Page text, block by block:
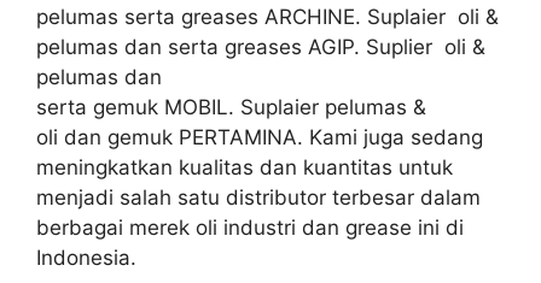
pelumas serta greases ARCHINE. Suplaier oli &
pelumas dan serta greases AGIP. Suplier oli &
pelumas dan
serta gemuk MOBIL. Suplaier pelumas &
oli dan gemuk PERTAMINA. Kami juga sedang
meningkatkan kualitas dan kuantitas untuk
menjadi salah satu distributor terbesar dalam
berbagai merek oli industri dan grease ini di
Indonesia.